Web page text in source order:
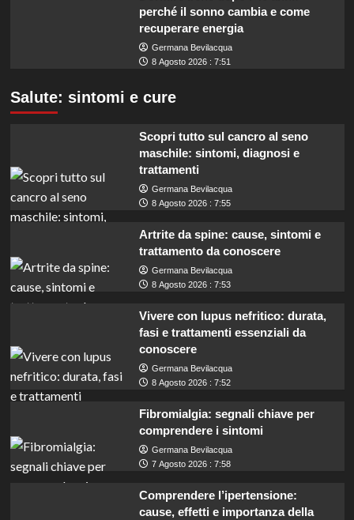
perché il sonno cambia e come
recuperare energia
Germana Bevilacqua
8 Agosto 2026 : 7:51
Salute: sintomi e cure
Scopri tutto sul cancro al seno
maschile: sintomi, diagnosi e
trattamenti
Germana Bevilacqua
8 Agosto 2026 : 7:55
Artrite da spine: cause, sintomi e
trattamento da conoscere
Germana Bevilacqua
8 Agosto 2026 : 7:53
Vivere con lupus nefritico: durata,
fasi e trattamenti essenziali da
conoscere
Germana Bevilacqua
8 Agosto 2026 : 7:52
Fibromialgia: segnali chiave per
comprendere i sintomi
Germana Bevilacqua
7 Agosto 2026 : 7:58
Comprendere l’ipertensione:
cause, effetti e importanza della